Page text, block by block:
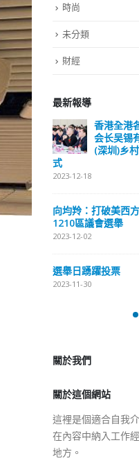
時尚
未分類
財經
最新報導
名誉
中国
开幕
投入
選舉日踴躍投票 文:
2023-11-30
抹黑候選人涉選舉
香港公院
關於這個網站
在內容中納入工作
地方。